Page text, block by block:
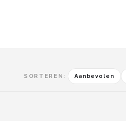
SORTEREN: Aanbevolen